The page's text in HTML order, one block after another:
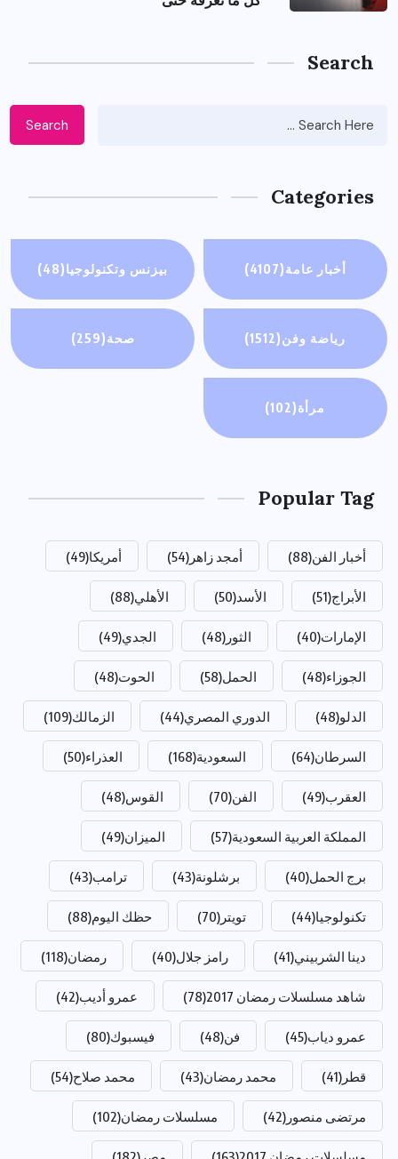
Search
Search
Categories
أخبار عامة(4107) بيزنس وتكنولوجيا(48)
رياضة وفن(1512) صحة(259)
مرأة(102)
Popular Tag
أخبار الفن(88) أمجد زاهر (54) أمريكا(49)
الأبراج(51) الأسد(50) الأهلي(88)
الإمارات(40) الثور (48) الجدي(49)
الجوزاء(48) الحمل(58) الحوت(48)
الدلو(48) الدوري المصري(44) الزمالك(109)
السرطان(64) السعودية(168) العذراء(50)
العقرب(49) الفن(70) القوس(48)
المملكة العربية السعودية(57) الميزان(49)
برج الحمل(40) برشلونة(43) ترامب(43)
تكنولوجيا(44) تويتر (70) حظك اليوم(88)
دينا الشربيني(41) رامز جلال(40) رمضان(118)
شاهد مسلسلات رمضان 2017 (78) عمرو أديب(42)
عمرو دياب(45) فن(48) فيسبوك(80)
قطر (41) محمد رمضان(43) محمد صلاح(54)
مرتضى منصور (42) مسلسلات رمضان(102)